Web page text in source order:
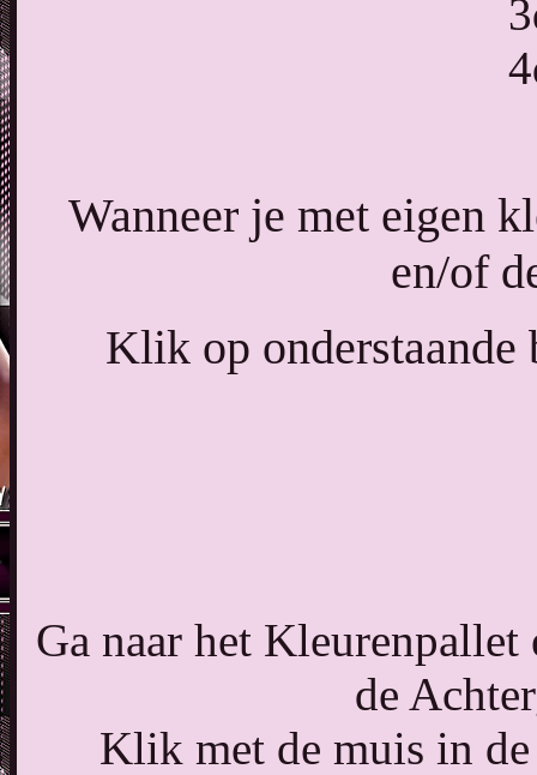
Wanneer je met eigen
en/of
Klik op onderstaande
Ga naar het
de
Klik met de muis in